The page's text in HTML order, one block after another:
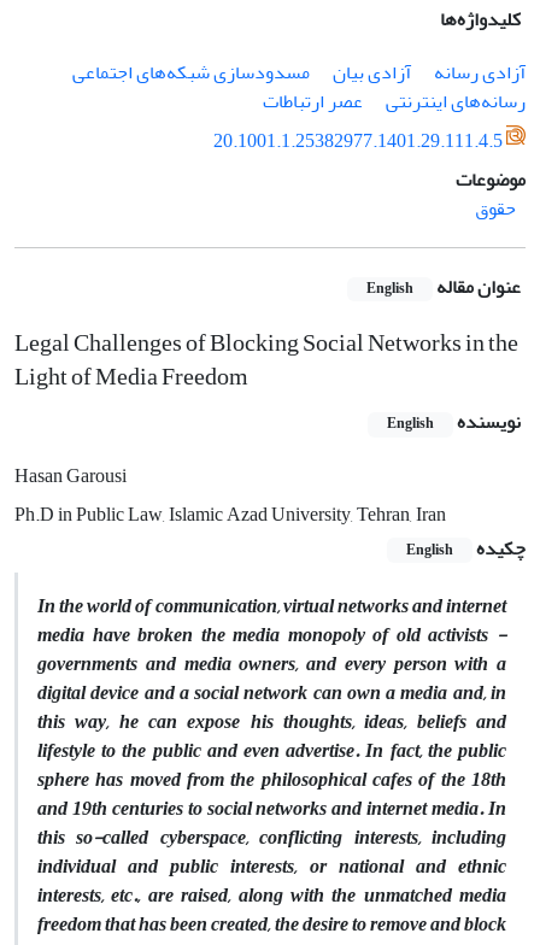
کلیدواژه‌ها
آزادی رسانه
آزادی بیان
مسدودسازی شبکه­‌های اجتماعی
رسانه‌­های اینترنتی
عصر ارتباطات
20.1001.1.25382977.1401.29.111.4.5
موضوعات
حقوق
عنوان مقاله English
Legal Challenges of Blocking Social Networks in the
Light of Media Freedom
نویسنده English
Hasan Garousi
Ph.D in Public Law, Islamic Azad University, Tehran, Iran
چکیده
English
In the world of communication, virtual networks and internet
media have broken the media monopoly of old activists -
governments and media owners, and every person with a
digital device and a social network can own a media and, in
this way, he can expose his thoughts, ideas, beliefs and
lifestyle to the public and even advertise. In fact, the public
sphere has moved from the philosophical cafes of the 18th
and 19th centuries to social networks and internet media. In
this so-called cyberspace, conflicting interests, including
individual and public interests, or national and ethnic
interests, etc., are raised, along with the unmatched media
freedom that has been created, the desire to remove and block